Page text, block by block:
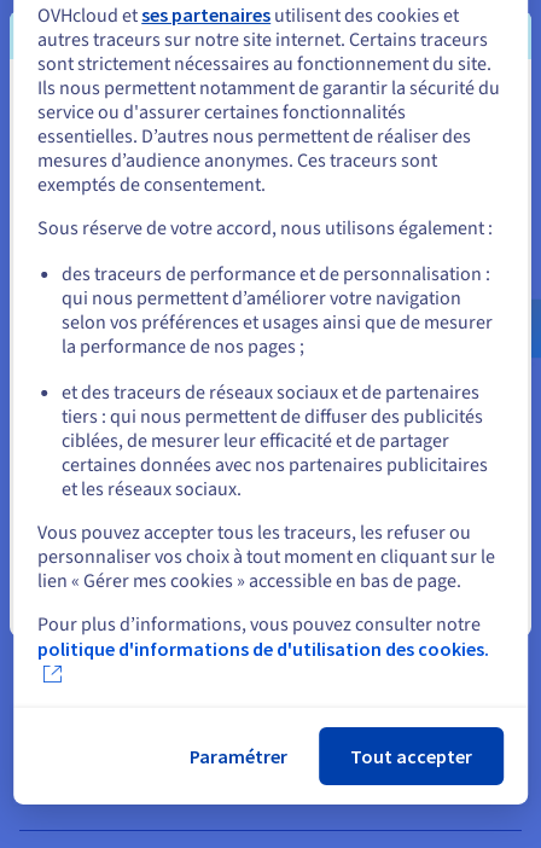
InfoBrief Aperçu
OVHcloud apporte le nuage
public sur les sites des clients
avec sa solution de Centre de
données en tant que service
L'année 2020 a eu une incidence sans précédent sur
l'environnement technologique de la plupart des
organisations, qui ont dû modifier numériquement leurs
opérations et permettre aux employés de travailler à
distance. Et toutes les organisations ont dû procéder à
ces changements alors que les menaces de cybersécurité
augmentaient et que les violations de sécurité
proliféraient. Une leçon s'est imposée : la plupart des
technologique, axée sur l'infonuagique, pouvant être
déployée n'importe où et consommée en tant que service
afin d'éviter d'énormes dépenses d'investissement
initiales. (...)
Vous semblez être localisé en États-
Unis.
Pour commander, rendez-vous sur le site de votre pays (États-
Allez sur le site États-Unis
us.ovhcloud.com/
Anglais USD - $
ou
Rester sur le site actuel
Sélectionner un autre site web
OVHcloud etses partenaires utilisent des cookies et
autres traceurs sur notre site internet. Certains traceurs
sont strictement nécessaires au fonctionnement du site.
Ils nous permettent notamment de garantir la sécurité du
service ou d'assurer certaines fonctionnalités
essentielles. D’autres nous permettent de réaliser des
mesures d’audience anonymes. Ces traceurs sont
exemptés de consentement.
Sous réserve de votre accord, nous utilisons également :
des traceurs de performance et de personnalisation :
qui nous permettent d’améliorer votre navigation
selon vos préférences et usages ainsi que de mesurer
la performance de nos pages ;
et des traceurs de réseaux sociaux et de partenaires
tiers : qui nous permettent de diffuser des publicités
ciblées, de mesurer leur efficacité et de partager
certaines données avec nos partenaires publicitaires
et les réseaux sociaux.
Vous pouvez accepter tous les traceurs, les refuser ou
personnaliser vos choix à tout moment en cliquant sur le
lien « Gérer mes cookies » accessible en bas de page.
Pour plus d’informations, vous pouvez consulter notre
politique d'informations de d'utilisation des cookies.
Paramétrer Tout accepter